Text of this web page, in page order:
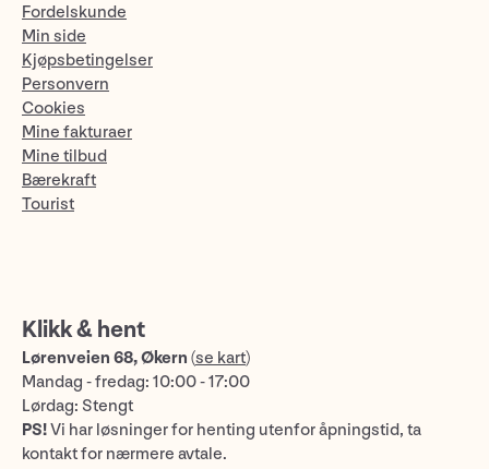
Fordelskunde
Min side
Kjøpsbetingelser
Personvern
Cookies
Mine fakturaer
Mine tilbud
Bærekraft
Tourist
Klikk & hent
Lørenveien 68, Økern (se kart)
Mandag - fredag: 10:00 - 17:00
Lørdag: Stengt
PS!Vi har løsninger for henting utenfor åpningstid, ta
kontakt for nærmere avtale.